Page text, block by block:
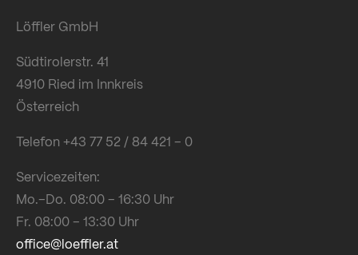
Löffler GmbH
Südtirolerstr. 41
4910 Ried im Innkreis
Österreich
Telefon +43 77 52 / 84 421 – 0
Servicezeiten:
Mo.–Do. 08:00 – 16:30 Uhr
Fr. 08:00 – 13:30 Uhr
office@loeffler.at